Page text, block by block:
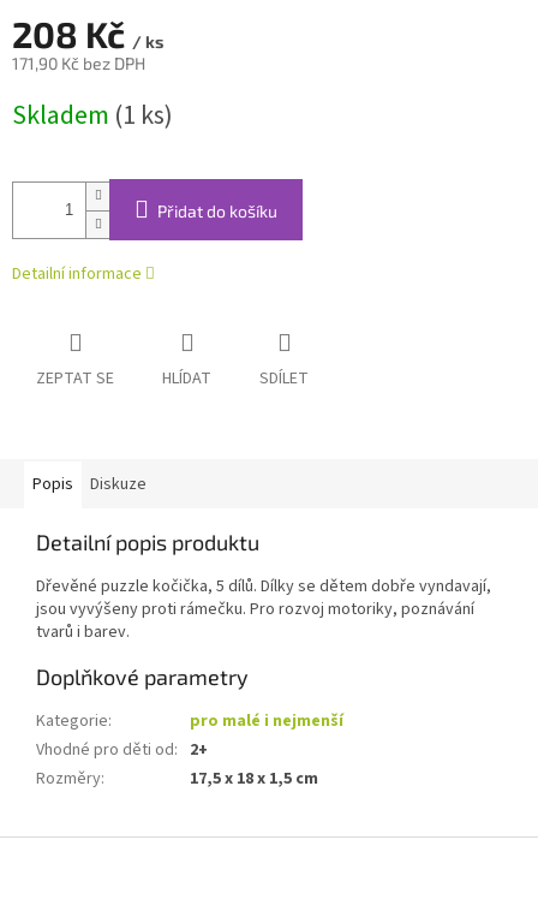
208 Kč / ks
171,90 Kč bez DPH
cena:
Skladem (1 ks)
Přidat do košíku
Detailní informace
ZEPTAT SE HLÍDAT SDÍLET
Popis Diskuze
Detailní popis produktu
Dřevěné puzzle kočička, 5 dílů. Dílky se dětem dobře vyndavají,
jsou vyvýšeny proti rámečku. Pro rozvoj motoriky, poznávání
tvarů i barev.
Doplňkové parametry
Kategorie:
pro malé i nejmenší
Vhodné pro děti od: 2+
Rozměry: 17,5 x 18 x 1,5 cm